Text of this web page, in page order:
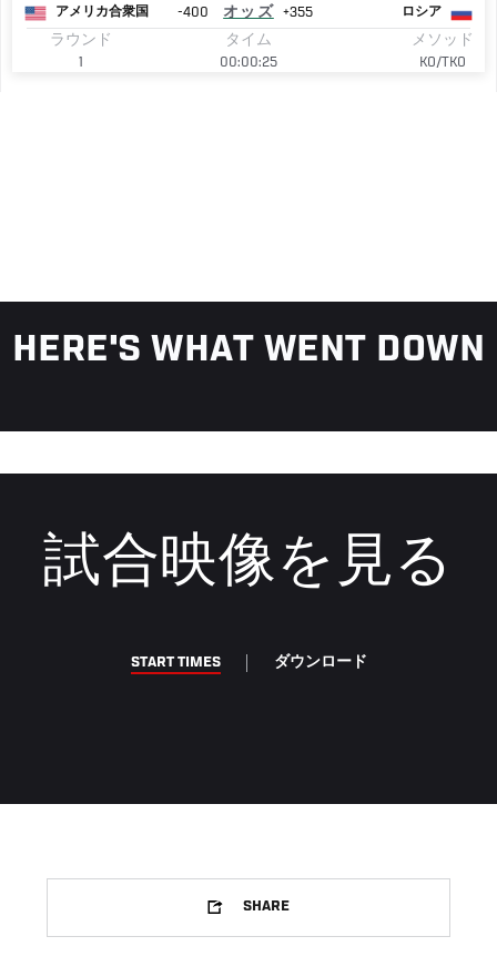
アメリカ合衆国 -400 オッズ +355 ロシア
ラウンド
1
タイム
00:00:25
メソッド
KO/TKO
HERE'S WHAT WENT DOWN
試合映像を見る
START TIMES ダウンロード
SHARE